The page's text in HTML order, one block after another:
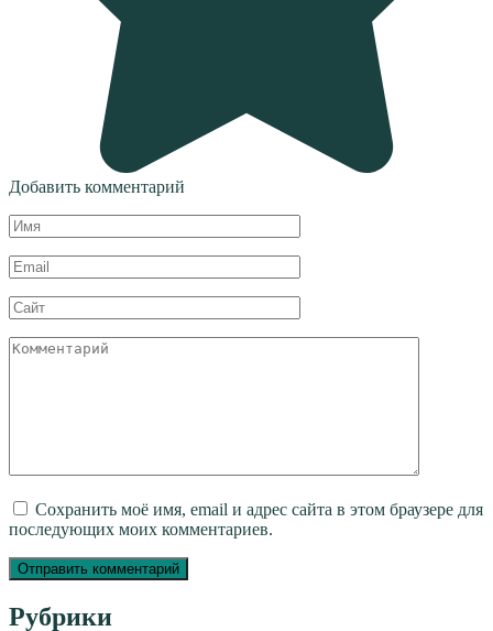
Добавить комментарий
Имя
*
Email
*
Сайт
Комментарий
Сохранить моё имя, email и адрес сайта в этом браузере для
последующих моих комментариев.
Рубрики